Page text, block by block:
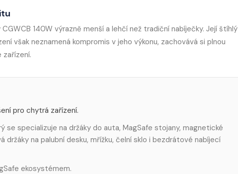
140W výrazně menší a lehčí než tradiční nabíječky. Její štíhlý
však neznamená kompromis v jeho výkonu, zachovává si plnou
pro chytrá zařízení.
se specializuje na držáky do auta, MagSafe stojany, magnetické
na palubní desku, mřížku, čelní sklo i bezdrátové nabíjecí
ekosystémem.